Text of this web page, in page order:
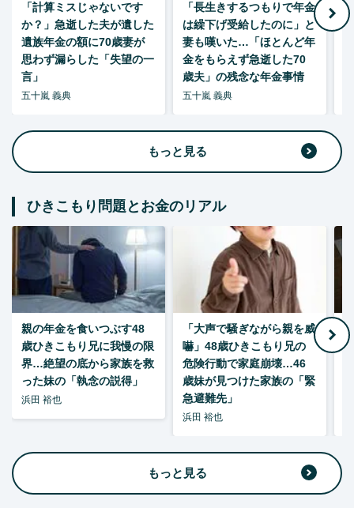
「計算ミスじゃないです
か？」急逝した夫が遺した
遺族年金の額に70歳妻が
思わず漏らした「失望の一
言」
五十嵐 義典
「長生きするつもりで年金
は繰下げ受給したのに」と
妻も嘆いた…「ほとんど年
金をもらえず急逝した70
歳夫」の残念な年金事情
五十嵐 義典
もっと見る
ひきこもり問題とお金のリアル
親の年金を食いつぶす48
歳ひきこもり兄に我慢の限
界…絶望の底から家族を救
った妹の「執念の説得」
浜田 裕也
「大声で騒ぎながら親を威
嚇」48歳ひきこもり兄の
危険行動で家庭崩壊…46
歳妹が見つけた家族の「緊
急避難先」
浜田 裕也
もっと見る